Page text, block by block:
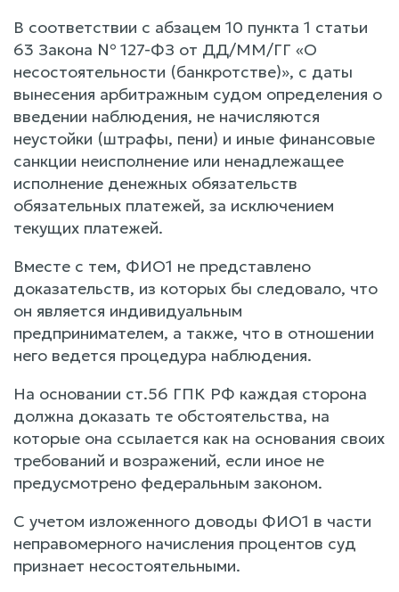
В соответствии с абзацем 10 пункта 1 статьи
63 Закона № 127-ФЗ от ДД/ММ/ГГ «О
несостоятельности (банкротстве)», с даты
вынесения арбитражным судом определения о
введении наблюдения, не начисляются
неустойки (штрафы, пени) и иные финансовые
санкции неисполнение или ненадлежащее
исполнение денежных обязательств
обязательных платежей, за исключением
текущих платежей.
Вместе с тем, ФИО1 не представлено
доказательств, из которых бы следовало, что
он является индивидуальным
предпринимателем, а также, что в отношении
него ведется процедура наблюдения.
На основании ст.56 ГПК РФ каждая сторона
должна доказать те обстоятельства, на
которые она ссылается как на основания своих
требований и возражений, если иное не
предусмотрено федеральным законом.
С учетом изложенного доводы ФИО1 в части
неправомерного начисления процентов суд
признает несостоятельными.